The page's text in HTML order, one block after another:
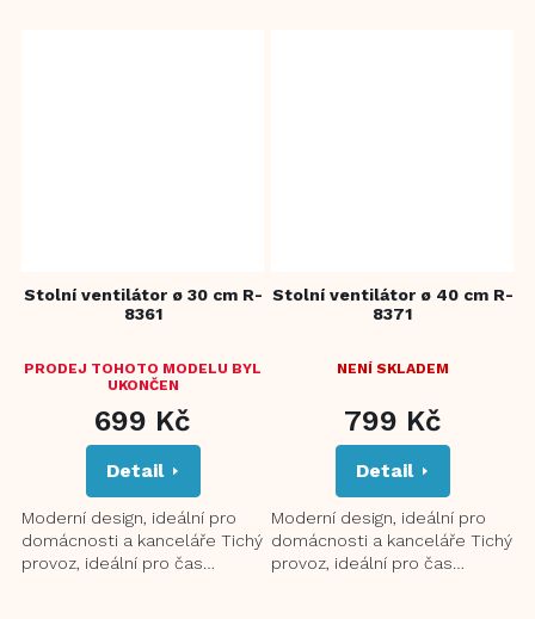
Stolní ventilátor ø 30 cm R-
8361
PRODEJ TOHOTO MODELU BYL
UKONČEN
699 Kč
Detail
Moderní design, ideální pro
domácnosti a kanceláře Tichý
provoz, ideální pro čas
Stolní ventilátor ø 40 cm R-
8371
NENÍ SKLADEM
799 Kč
Detail
Moderní design, ideální pro
domácnosti a kanceláře Tichý
provoz, ideální pro čas